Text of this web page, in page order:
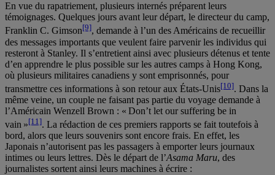
En vue du rapatriement, plusieurs internés préparent leurs
témoignages. Quelques jours avant leur départ, le directeur du camp,
Franklin C. Gimson[9], demande à l’un des Américains de recueillir
des messages importants que veulent faire parvenir les individus qui
resteront à Stanley. Il s’entretient ainsi avec plusieurs détenus et tente
d’en apprendre le plus possible sur les autres camps à Hong Kong,
où plusieurs militaires canadiens y sont emprisonnés, pour
transmettre ces informations à son retour aux États-Unis[10]. Dans la
même veine, un couple ne faisant pas partie du voyage demande à
l’Américain Wenzell Brown : « Don’t let our suffering be in
vain »[11]. La rédaction de ces premiers rapports se fait toutefois à
bord, alors que leurs souvenirs sont encore frais. En effet, les
Japonais n’autorisent pas les passagers à emporter leurs journaux
intimes ou leurs lettres. Dès le départ de l’Asama Maru, des
journalistes sortent ainsi leurs machines à écrire :